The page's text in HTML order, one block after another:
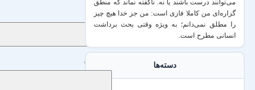
نام*
*
می‌توانند درست باشند یا نه. ناگفته نماند که منطق
گزاره‌ای من کاملا فازی است: من جز خدا هیچ چیز
را مطلق نمی‌دانم؛ به ویژه وقتی بحث برداشت
انسانی مطرح است.
دسته‌ها